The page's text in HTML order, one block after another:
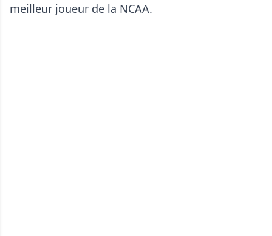
meilleur joueur de la NCAA.